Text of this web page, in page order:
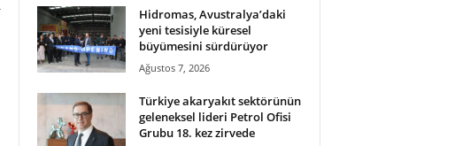
Hidromas, Avustralya’daki
yeni tesisiyle küresel
büyümesini sürdürüyor
Ağustos 7, 2026
Türkiye akaryakıt sektörünün
geleneksel lideri Petrol Ofisi
Grubu 18. kez zirvede